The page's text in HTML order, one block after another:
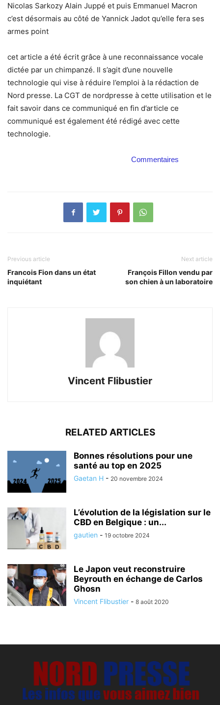
Nicolas Sarkozy Alain Juppé et puis Emmanuel Macron
c’est désormais au côté de Yannick Jadot qu’elle fera ses
armes point
cet article a été écrit grâce à une reconnaissance vocale
dictée par un chimpanzé. Il s’agit d’une nouvelle
technologie qui vise à réduire l’emploi à la rédaction de
Nord presse. La CGT de nordpresse à cette utilisation et le
fait savoir dans ce communiqué en fin d’article ce
communiqué est également été rédigé avec cette
technologie.
Commentaires
Previous article
Francois Fion dans un état
inquiétant
Next article
François Fillon vendu par
son chien à un laboratoire
Vincent Flibustier
RELATED ARTICLES
Bonnes résolutions pour une
santé au top en 2025
Gaetan H - 20 novembre 2024
L’évolution de la législation sur le
CBD en Belgique : un...
gautien - 19 octobre 2024
Le Japon veut reconstruire
Beyrouth en échange de Carlos
Ghosn
Vincent Flibustier - 8 août 2020